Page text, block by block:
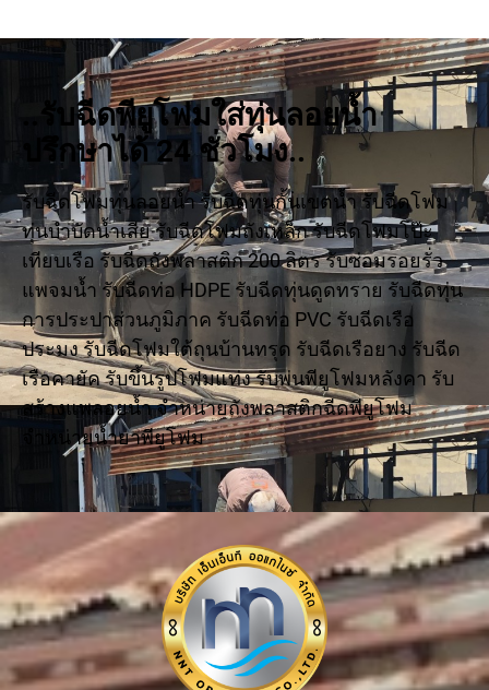
..รับฉีดพียูโฟมใส่ทุ่นลอยน้ำ
ปรึกษาได้ 24 ชั่วโมง..
รับฉีดโฟมทุ่นลอยน้ำ รับฉีดทุ่นกั้นเขตน้ำ รับฉีดโฟม
ทุ่นบำบัดน้ำเสีย รับฉีดโฟมถังเหล็ก รับฉีดโฟมโป๊ะ
เทียบเรือ รับฉีดถังพลาสติก 200 ลิตร รับซ่อมรอยรั่ว
แพจมน้ำ รับฉีดท่อ HDPE รับฉีดทุ่นดูดทราย รับฉีดทุ่น
การประปาส่วนภูมิภาค รับฉีดท่อ PVC รับฉีดเรือ
ประมง รับฉีดโฟมใต้ถุนบ้านทรุด รับฉีดเรือยาง รับฉีด
เรือคายัค รับขึ้นรูปโฟมแท่ง รับพ่นพียูโฟมหลังคา รับ
สร้างแพลอยน้ำ จำหน่ายถังพลาสติกฉีดพียูโฟม
จำหน่ายน้ำยาพียูโฟม